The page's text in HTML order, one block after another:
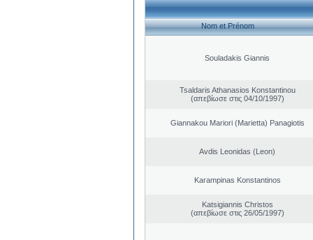
Nom et Prénom
Souladakis Giannis
Tsaldaris Athanasios Konstantinou
(απεβίωσε στις 04/10/1997)
Giannakou Mariori (Marietta) Panagiotis
Avdis Leonidas (Leon)
Karampinas Konstantinos
Katsigiannis Christos
(απεβίωσε στις 26/05/1997)